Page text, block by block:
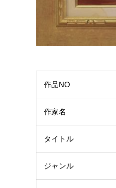
作品NO
作家名
タイトル
ジャンル